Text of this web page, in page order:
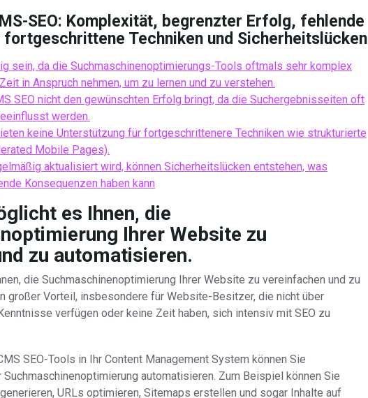
SEO: Komplexität, begrenzter Erfolg, fehlende
Techniken und Sicherheitslücken
sein, da die Suchmaschinenoptimierungs-Tools oftmals sehr komplex
in Anspruch nehmen, um zu lernen und zu verstehen.
SEO nicht den gewünschten Erfolg bringt, da die Suchergebnisseiten oft
werden.
keine Unterstützung für fortgeschrittenere Techniken wie strukturierte
Mobile Pages).
aktualisiert wird, können Sicherheitslücken entstehen, was
Konsequenzen haben kann
es Ihnen, die
Ihrer Website zu
zu automatisieren.
die Suchmaschinenoptimierung Ihrer Website zu vereinfachen und zu
großer Vorteil, insbesondere für Website-Besitzer, die nicht über
verfügen oder keine Zeit haben, sich intensiv mit SEO zu
SEO-Tools in Ihr Content Management System können Sie
automatisieren. Zum Beispiel können Sie
URLs optimieren, Sitemaps erstellen und sogar Inhalte auf